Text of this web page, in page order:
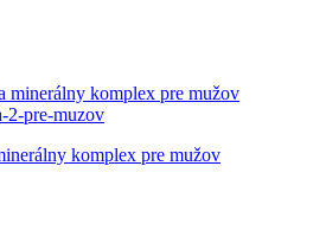
komplex pre mužov